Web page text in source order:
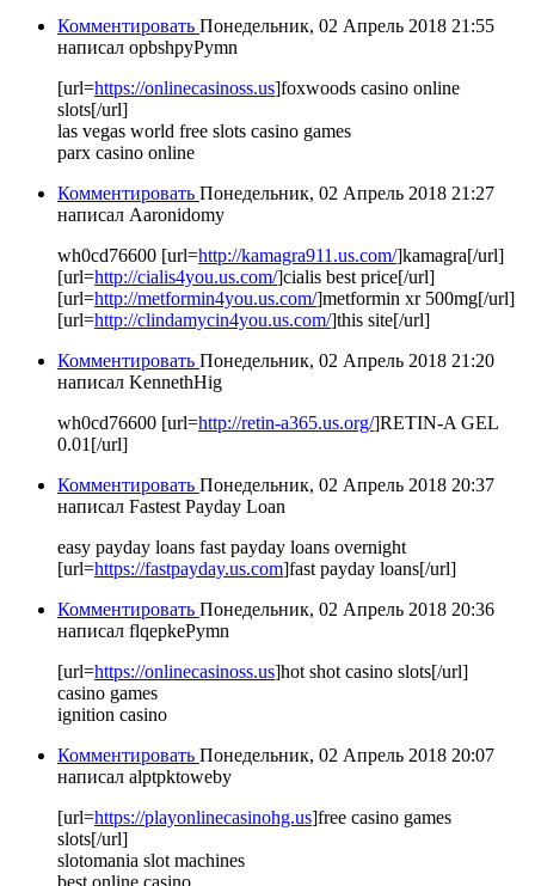
Комментировать Понедельник, 02 Апрель 2018 21:55
написал opbshpyPymn
[url=https://onlinecasinoss.us]foxwoods casino online
slots[/url]
las vegas world free slots casino games
parx casino online
Комментировать Понедельник, 02 Апрель 2018 21:27
написал Aaronidomy
wh0cd76600 [url=http://kamagra911.us.com/]kamagra[/url]
[url=http://cialis4you.us.com/]cialis best price[/url]
[url=http://metformin4you.us.com/]metformin xr 500mg[/url]
[url=http://clindamycin4you.us.com/]this site[/url]
Комментировать Понедельник, 02 Апрель 2018 21:20
написал KennethHig
wh0cd76600 [url=http://retin-a365.us.org/]RETIN-A GEL
0.01[/url]
Комментировать Понедельник, 02 Апрель 2018 20:37
написал Fastest Payday Loan
easy payday loans fast payday loans overnight
[url=https://fastpayday.us.com]fast payday loans[/url]
Комментировать Понедельник, 02 Апрель 2018 20:36
написал flqepkePymn
[url=https://onlinecasinoss.us]hot shot casino slots[/url]
casino games
ignition casino
Комментировать Понедельник, 02 Апрель 2018 20:07
написал alptpktoweby
[url=https://playonlinecasinohg.us]free casino games
slots[/url]
slotomania slot machines
best online casino